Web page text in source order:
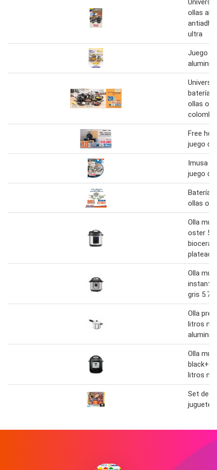
ollas
ultra
Juego
Universal
batería/
ollas
Free
juego
Imusa
juego
Batería /
ollas
Olla
oster
plateado
Olla
instant
gris 5.7
Olla
litros
aluminio
Olla
litros
Set de
juguete